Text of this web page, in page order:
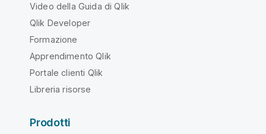
Video della Guida di Qlik
Qlik Developer
Formazione
Apprendimento Qlik
Portale clienti Qlik
Libreria risorse
Prodotti